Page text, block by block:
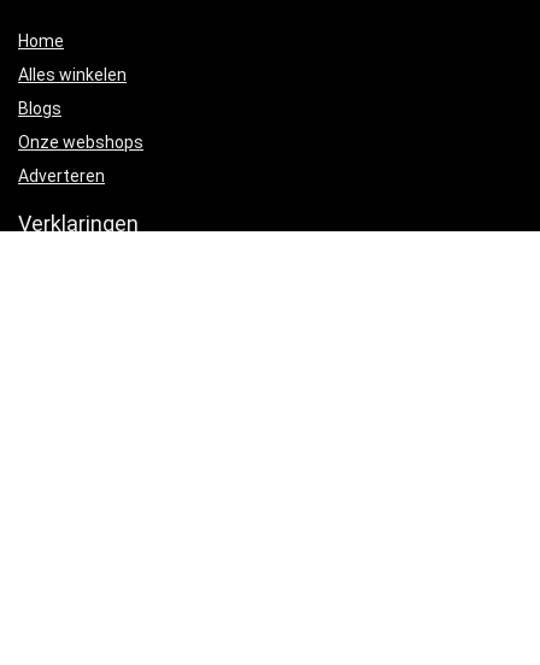
Home
Alles winkelen
Blogs
Onze webshops
Adverteren
Verklaringen